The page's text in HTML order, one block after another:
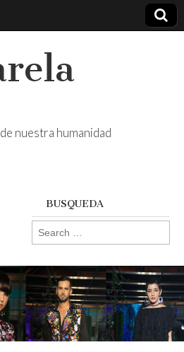
nuestra humanidad
BUSQUEDA
Search
for: